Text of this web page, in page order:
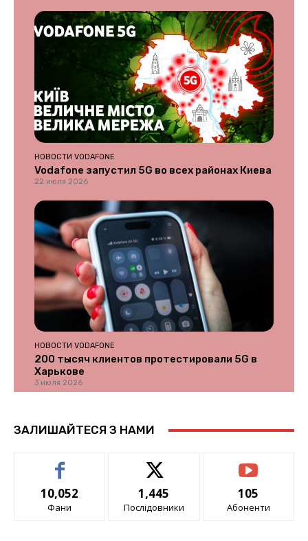
НОВОСТИ VODAFONE
Vodafone запустил 5G во всех районах Киева
22 июля 2026
НОВОСТИ VODAFONE
200 тысяч клиентов протестировали 5G в
Харькове
3 июля 2026
ЗАЛИШАЙТЕСЯ З НАМИ
10,052
Фани
1,445
Послідовники
105
Абоненти